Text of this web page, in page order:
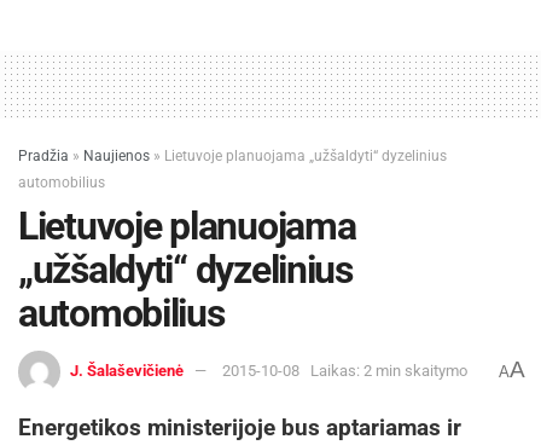
Pradžia » Naujienos » Lietuvoje planuojama „užšaldyti“ dyzelinius
automobilius
Lietuvoje planuojama
„užšaldyti“ dyzelinius
automobilius
J. Šalaševičienė 2015-10-08 Laikas: 2 min skaitymo AA
Energetikos ministerijoje bus aptariamas ir